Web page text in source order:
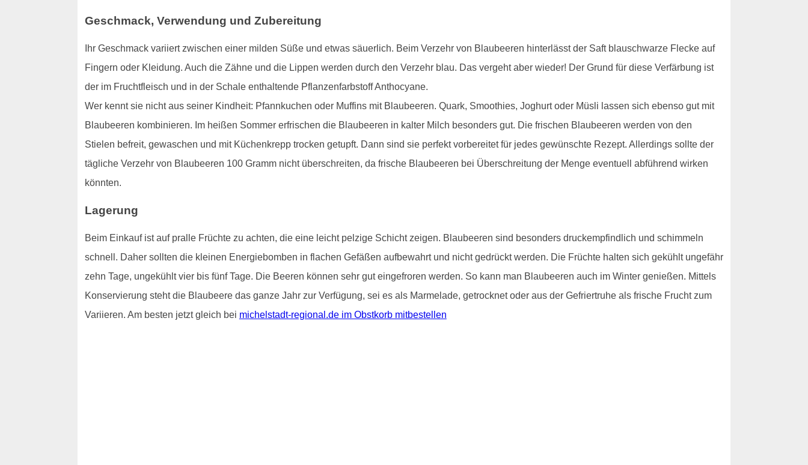
Geschmack, Verwendung und Zubereitung
Ihr Geschmack variiert zwischen einer milden Süße und etwas säuerlich. Beim Verzehr von Blaubeeren hinterlässt der Saft blauschwarze Flecke auf
Fingern oder Kleidung. Auch die Zähne und die Lippen werden durch den Verzehr blau. Das vergeht aber wieder! Der Grund für diese Verfärbung ist
der im Fruchtfleisch und in der Schale enthaltende Pflanzenfarbstoff Anthocyane.
Wer kennt sie nicht aus seiner Kindheit: Pfannkuchen oder Muffins mit Blaubeeren. Quark, Smoothies, Joghurt oder Müsli lassen sich ebenso gut mit
Blaubeeren kombinieren. Im heißen Sommer erfrischen die Blaubeeren in kalter Milch besonders gut. Die frischen Blaubeeren werden von den
Stielen befreit, gewaschen und mit Küchenkrepp trocken getupft. Dann sind sie perfekt vorbereitet für jedes gewünschte Rezept. Allerdings sollte der
tägliche Verzehr von Blaubeeren 100 Gramm nicht überschreiten, da frische Blaubeeren bei Überschreitung der Menge eventuell abführend wirken
könnten.
Lagerung
Beim Einkauf ist auf pralle Früchte zu achten, die eine leicht pelzige Schicht zeigen. Blaubeeren sind besonders druckempfindlich und schimmeln
schnell. Daher sollten die kleinen Energiebomben in flachen Gefäßen aufbewahrt und nicht gedrückt werden. Die Früchte halten sich gekühlt ungefähr
zehn Tage, ungekühlt vier bis fünf Tage. Die Beeren können sehr gut eingefroren werden. So kann man Blaubeeren auch im Winter genießen. Mittels
Konservierung steht die Blaubeere das ganze Jahr zur Verfügung, sei es als Marmelade, getrocknet oder aus der Gefriertruhe als frische Frucht zum
Variieren. Am besten jetzt gleich bei michelstadt-regional.de im Obstkorb mitbestellen